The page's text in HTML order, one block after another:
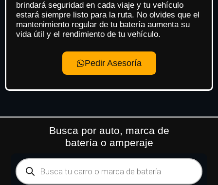
brindará seguridad en cada viaje y tu vehículo
estará siempre listo para la ruta. No olvides que el
mantenimiento regular de tu batería aumenta su
vida útil y el rendimiento de tu vehículo.
Pedir Asesoría
Busca por auto, marca de
batería o amperaje